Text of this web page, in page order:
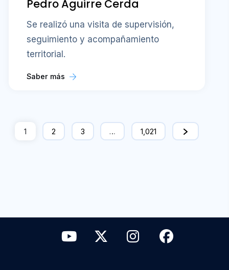
Pedro Aguirre Cerda
Se realizó una visita de supervisión,
seguimiento y acompañamiento
territorial.
Saber más
1 2 3 … 1,021